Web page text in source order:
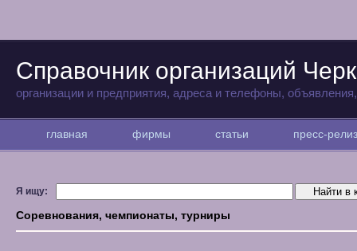
Справочник организаций
организации и предприятия, адреса и телефоны,
главная фирмы статьи пресс-
Я ищу:
Соревнования, чемпионаты, турниры